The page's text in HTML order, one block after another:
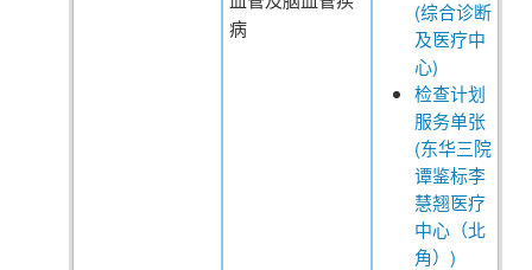
病
(综合诊断
及医疗中
心)
检查计划
服务单张
(东华三院
谭鉴标李
慧翘医疗
中心（北
角）)